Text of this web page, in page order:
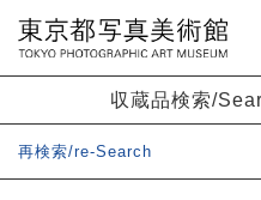
収蔵品検索/
再検索/re-Search